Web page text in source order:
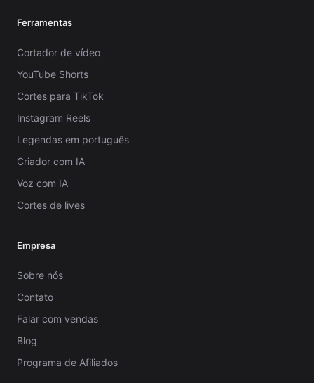
Ferramentas
Cortador de vídeo
YouTube Shorts
Cortes para TikTok
Instagram Reels
Legendas em português
Criador com IA
Voz com IA
Cortes de lives
Empresa
Sobre nós
Contato
Falar com vendas
Blog
Programa de Afiliados